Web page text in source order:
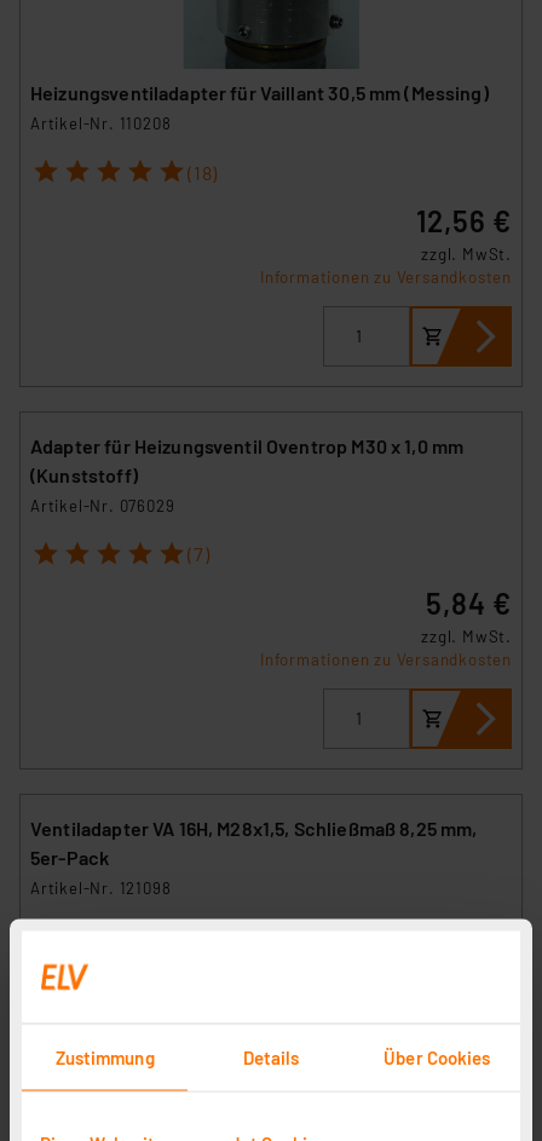
Zustimmung Details Über Cookies
Heizungsventiladapter für Vaillant 30,5 mm (Messing)
Artikel-Nr. 110208
1 2 3 4 5 (18)
12,56 €
zzgl. MwSt.
Informationen zu Versandkosten
Adapter für Heizungsventil Oventrop M30 x 1,0 mm
(Kunststoff)
Artikel-Nr. 076029
1 2 3 4 5 (7)
5,84 €
zzgl. MwSt.
Informationen zu Versandkosten
Ventiladapter VA 16H, M28x1,5, Schließmaß 8,25 mm,
5er-Pack
Artikel-Nr. 121098